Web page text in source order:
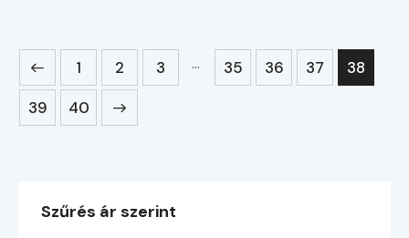
1 2 3 … 35 36 37
38
39
40
→
Szűrés ár szerint